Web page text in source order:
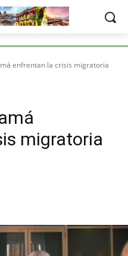
enfrentan la crisis migratoria
migratoria